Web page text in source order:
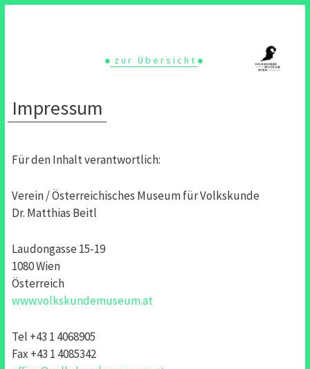
zur Übersicht
Impressum
Für den Inhalt verantwortlich:
Verein / Österreichisches Museum für Volkskunde
Dr. Matthias Beitl
Laudongasse 15-19
1080 Wien
Österreich
www.volkskundemuseum.at
Tel +43 1 4068905
Fax +43 1 4085342